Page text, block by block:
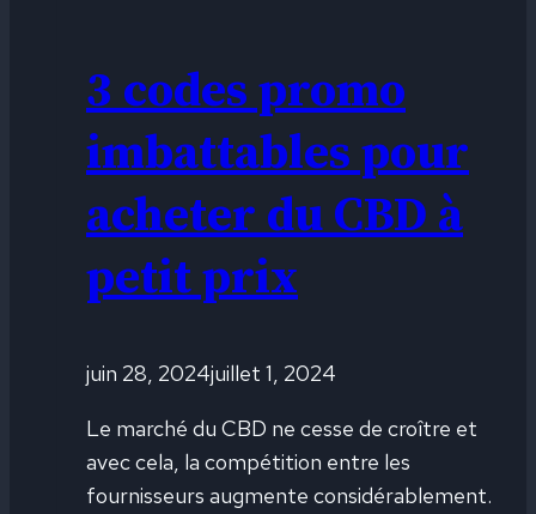
3 codes promo
imbattables pour
acheter du CBD à
petit prix
juin 28, 2024juillet 1, 2024
Le marché du CBD ne cesse de croître et
avec cela, la compétition entre les
fournisseurs augmente considérablement.